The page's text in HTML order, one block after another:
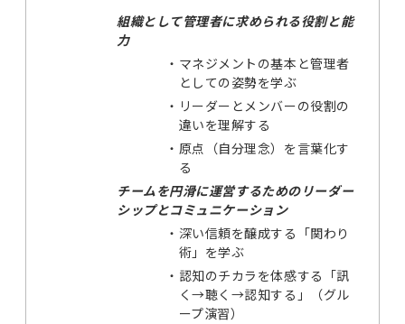
組織として管理者に求められる役割と能
力
・ マネジメントの基本と管理者
としての姿勢を学ぶ
・ リーダーとメンバーの役割の
違いを理解する
・ 原点（自分理念）を言葉化す
る
チームを円滑に運営するためのリーダー
シップとコミュニケーション
・ 深い信頼を醸成する「関わり
術」を学ぶ
・ 認知のチカラを体感する「訊
く→聴く→認知する」（グル
ープ演習）